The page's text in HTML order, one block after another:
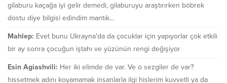
gilaburu kaçağa iyi gelir demedi, gilaburuyu araştırırken böbrek
dostu diye bilgisi edindim mantık...
Mahlep: Evet bunu Ukrayna'da da çocuklar için yapıyorlar çok etkili
bir ay sonra çocuğun iştahı ve yüzünün rengi değişiyor
Esin Agiashvili: Her iki elimde de var. Ve o sezgiler de var?
hissetmek adını koyamamak insanlarla ilgi hislerim kuvvetli ya da